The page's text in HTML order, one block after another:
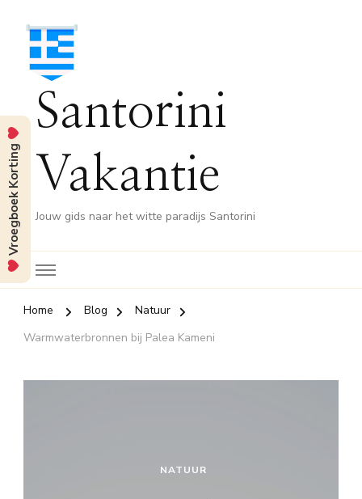
Santorini
Vakantie
Jouw gids naar het witte paradijs Santorini
Home Blog
Natuur
Warmwaterbronnen bij Palea Kameni
NATUUR
Vroegboek Korting